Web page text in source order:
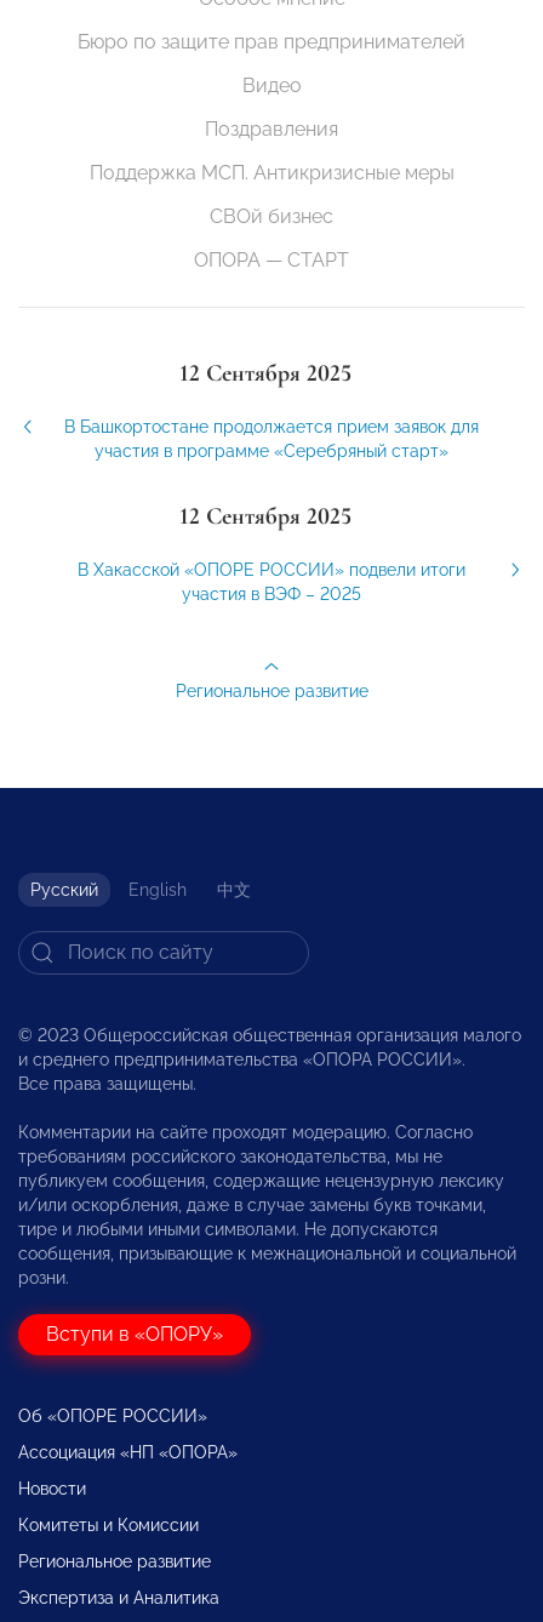
Бюро по защите прав предпринимателей
Видео
Поздравления
Поддержка МСП. Антикризисные меры
СВОй бизнес
ОПОРА — СТАРТ
12 Сентября 2025
В Башкортостане продолжается прием заявок для
участия в программе «Серебряный старт»
12 Сентября 2025
В Хакасской «ОПОРЕ РОССИИ» подвели итоги
участия в ВЭФ – 2025
Региональное развитие
Русский English 中文
© 2023 Общероссийская общественная организация малого
и среднего предпринимательства «ОПОРА РОССИИ».
Все права защищены.
Комментарии на сайте проходят модерацию. Согласно
требованиям российского законодательства, мы не
публикуем сообщения, содержащие нецензурную лексику
и/или оскорбления, даже в случае замены букв точками,
тире и любыми иными символами. Не допускаются
сообщения, призывающие к межнациональной и социальной
розни.
Вступи в «ОПОРУ»
Об «ОПОРЕ РОССИИ»
Ассоциация «НП «ОПОРА»
Новости
Комитеты и Комиссии
Региональное развитие
Экспертиза и Аналитика